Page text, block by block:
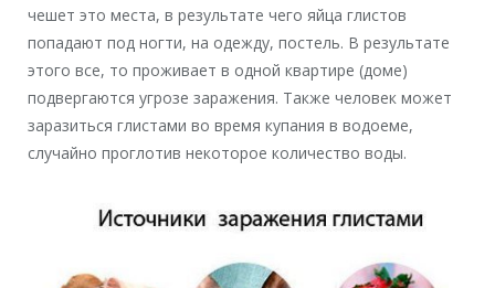
чешет это места, в результате чего яйца глистов
попадают под ногти, на одежду, постель. В результате
этого все, то проживает в одной квартире (доме)
подвергаются угрозе заражения. Также человек может
заразиться глистами во время купания в водоеме,
случайно проглотив некоторое количество воды.